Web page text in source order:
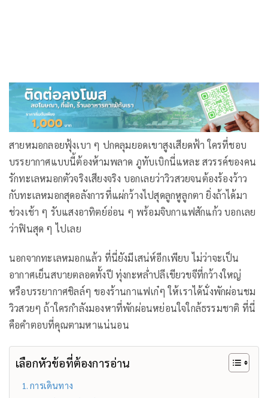
สายหมอกลอยฟุ้งเบา ๆ ปกคลุมยอดเขาสูงเสียดฟ้า ใครที่ชอบ
บรรยากาศแบบนี้ต้องห้ามพลาด ภูทับเบิกนี่แหละ สวรรค์ของคน
รักทะเลหมอกตัวจริงเสียงจริง บอกเลยว่าวิวสวยจนต้องร้องว้าว
กับทะเลหมอกสุดอลังการที่แผ่กว้างไปสุดลูกหูลูกตา ยิ่งถ้าได้มา
ช่วงเช้า ๆ รับแสงอาทิตย์อ่อน ๆ พร้อมจิบกาแฟสักแก้ว บอกเลย
ว่าฟินสุด ๆ ไปเลย
นอกจากทะเลหมอกแล้ว ที่นี่ยังมีเสน่ห์อีกเพียบ ไม่ว่าจะเป็น
อากาศเย็นสบายตลอดทั้งปี ทุ่งกะหล่ำปลีเขียวขจีที่กว้างใหญ่
หรือบรรยากาศชิลล์ๆ ของร้านกาแฟเก๋ๆ ให้เราได้นั่งพักผ่อนชม
วิวสวยๆ ถ้าใครกำลังมองหาที่พักผ่อนหย่อนใจใกล้ธรรมชาติ ที่นี่
คือคำตอบที่คุณตามหาแน่นอน
เลือกหัวข้อที่ต้องการอ่าน
การเดินทาง